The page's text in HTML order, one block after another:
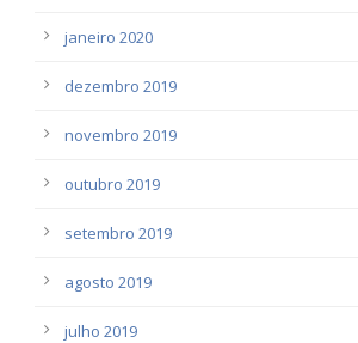
janeiro 2020
dezembro 2019
novembro 2019
outubro 2019
setembro 2019
agosto 2019
julho 2019